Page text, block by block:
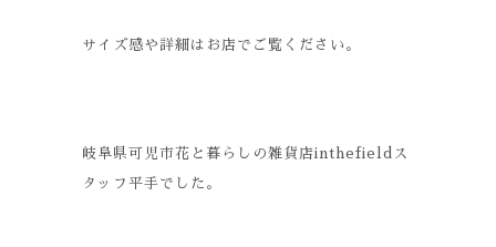
サイズ感や詳細はお店でご覧ください。
岐阜県可児市花と暮らしの雑貨店inthefieldス
タッフ平手でした。